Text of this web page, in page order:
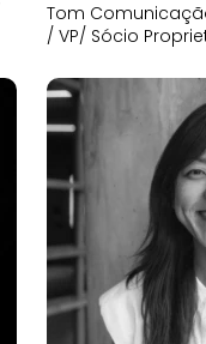
Tom
/ VP/ Sócio